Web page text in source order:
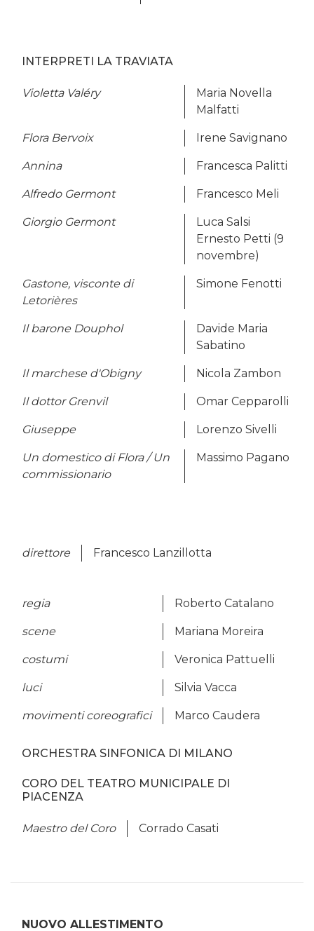
INTERPRETI LA TRAVIATA
Violetta Valéry
Maria Novella
Malfatti
Flora Bervoix Irene Savignano
Annina Francesca Palitti
Alfredo Germont Francesco Meli
Giorgio Germont
Luca Salsi
Ernesto Petti (9
novembre)
Gastone, visconte di
Letorières
Simone Fenotti
Il barone Douphol
Davide Maria
Sabatino
Il marchese d'Obigny Nicola Zambon
Il dottor Grenvil Omar Cepparolli
Giuseppe Lorenzo Sivelli
Un domestico di Flora / Un
commissionario
Massimo Pagano
direttore Francesco Lanzillotta
regia Roberto Catalano
scene Mariana Moreira
costumi Veronica Pattuelli
luci Silvia Vacca
movimenti coreografici Marco Caudera
ORCHESTRA SINFONICA DI MILANO
CORO DEL TEATRO MUNICIPALE DI
PIACENZA
Maestro del Coro Corrado Casati
NUOVO ALLESTIMENTO